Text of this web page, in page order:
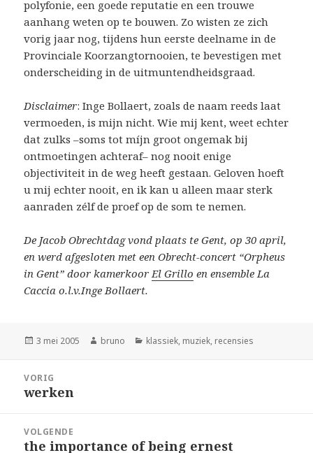
polyfonie, een goede reputatie en een trouwe
aanhang weten op te bouwen. Zo wisten ze zich
vorig jaar nog, tijdens hun eerste deelname in de
Provinciale Koorzangtornooien, te bevestigen met
onderscheiding in de uitmuntendheidsgraad.
Disclaimer: Inge Bollaert, zoals de naam reeds laat
vermoeden, is mijn nicht. Wie mij kent, weet echter
dat zulks –soms tot míjn groot ongemak bij
ontmoetingen achteraf– nog nooit enige
objectiviteit in de weg heeft gestaan. Geloven hoeft
u mij echter nooit, en ik kan u alleen maar sterk
aanraden zélf de proef op de som te nemen.
De Jacob Obrechtdag vond plaats te Gent, op 30 april,
en werd afgesloten met een Obrecht-concert “Orpheus
in Gent” door kamerkoorEl Grillo en ensemble La
Caccia o.l.v.Inge Bollaert.
Geplaatst
3 mei 2005 Auteur
bruno Categorieën
klassiek, muziek, recensies
navigatie
VORIG
Vorig
werken
VOLGENDE
Volgend
the importance of being ernest